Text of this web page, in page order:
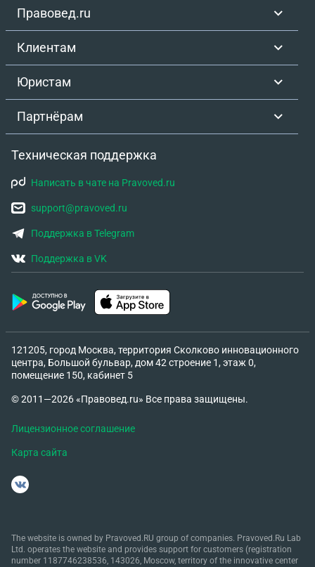
Правовед.ru
Клиентам
Юристам
Партнёрам
Техническая поддержка
Написать в чате на Pravoved.ru
support@pravoved.ru
Поддержка в Telegram
Поддержка в VK
121205, город Москва, территория Сколково инновационного
центра, Большой бульвар, дом 42 строение 1, этаж 0,
помещение 150, кабинет 5
© 2011—2026 «Правовед.ru» Все права защищены.
Лицензионное соглашение
Карта сайта
The website is owned by Pravoved.RU group of companies. Pravoved.Ru Lab
Ltd. operates the website and provides support for customers (registration
number 1187746238536, 143026, Moscow, territory of the innovative center